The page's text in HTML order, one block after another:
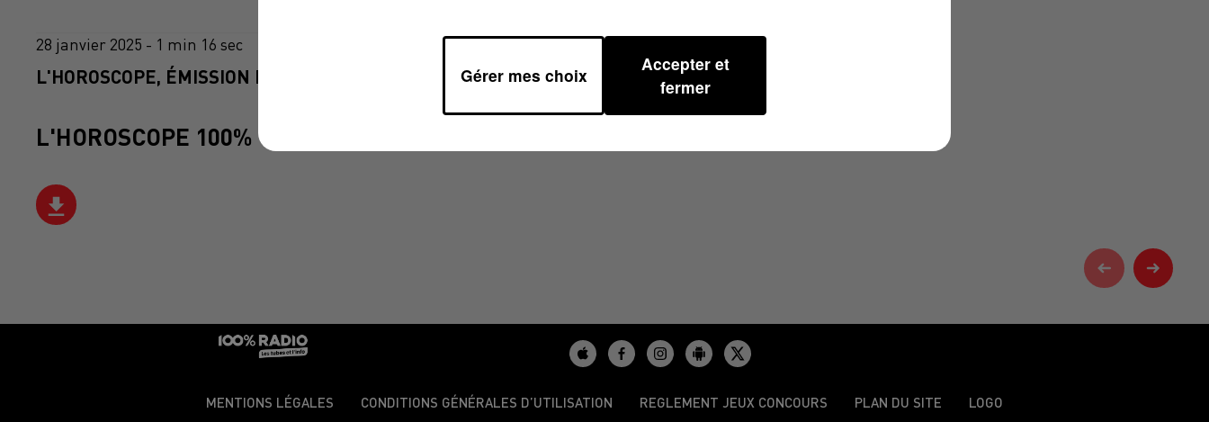
28 janvier 2025 - 1 min 16 sec
L'HOROSCOPE, ÉMISSION DU 28/01/2025
L'HOROSCOPE 100%
MENTIONS LÉGALES CONDITIONS GÉNÉRALES D’UTILISATION REGLEMENT JEUX CONCOURS PLAN DU SITE LOGO
Gérer mes choix
Accepter et
fermer